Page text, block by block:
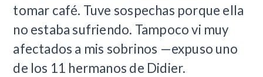
tomar café. Tuve sospechas porque ella
no estaba sufriendo. Tampoco vi muy
afectados a mis sobrinos —expuso uno
de los 11 hermanos de Didier.